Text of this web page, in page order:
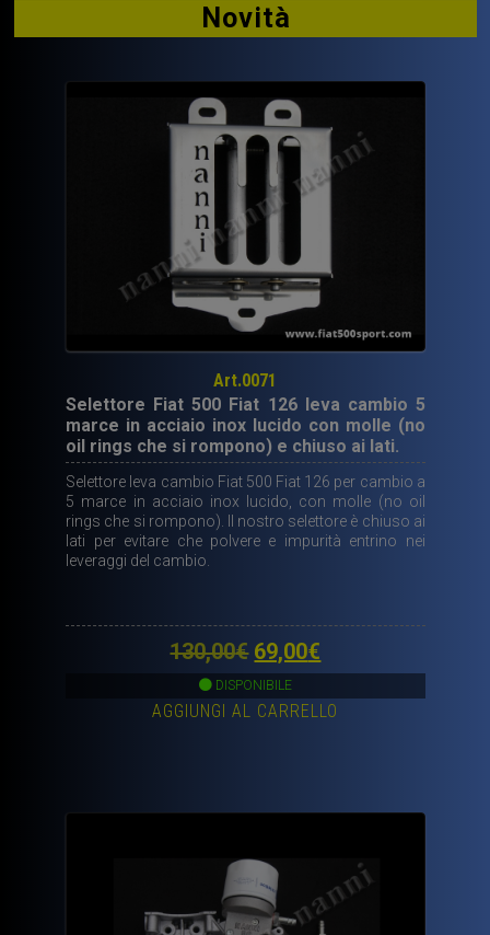
Novità
Art.0071
Selettore Fiat 500 Fiat 126 leva cambio 5
marce in acciaio inox lucido con molle (no
oil rings che si rompono) e chiuso ai lati.
Selettore leva cambio Fiat 500 Fiat 126 per cambio a
5 marce in acciaio inox lucido, con molle (no oil
rings che si rompono). Il nostro selettore è chiuso ai
lati per evitare che polvere e impurità entrino nei
leveraggi del cambio.
130,00€ Il
prezzo
originale
69,00€
attuale
DISPONIBILE
AGGIUNGI AL CARRELLO